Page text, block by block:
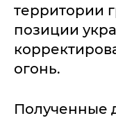
территории
позиции
огонь.
Полученные